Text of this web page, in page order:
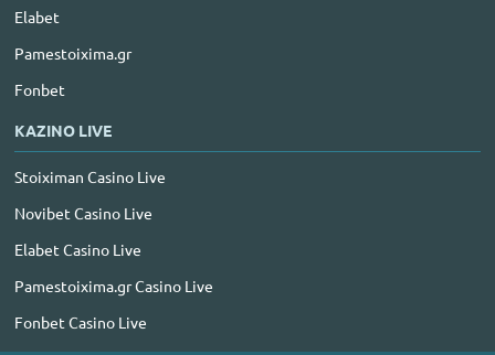
Elabet
Pamestoixima.gr
Fonbet
ΚΑΖΙΝΟ LIVE
Stoiximan Casino Live
Novibet Casino Live
Elabet Casino Live
Pamestoixima.gr Casino Live
Fonbet Casino Live